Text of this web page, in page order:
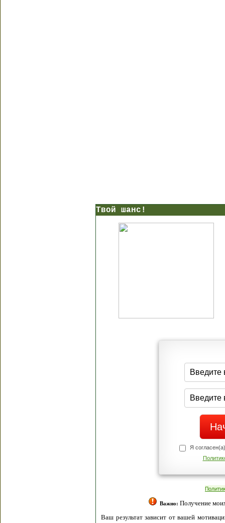
Твой шанс!
Я
Важно: Получение
Ваш результат зависит от вашей